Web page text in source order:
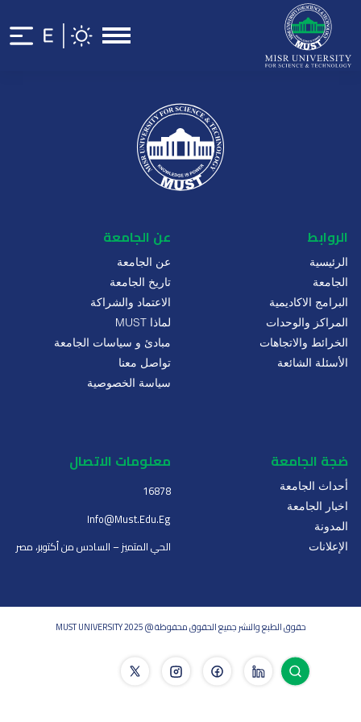
الروابط
الرئيسية
الجامعة
البرامج الاكاديمية
المراكز والوحدات
الخرائط والاتجاهات
الأسئلة الشائعة
عن الجامعة
عن الجامعة
تاريخ الجامعة
الاعتماد والشراكة
لماذا MUST
مبادئ و سياسات الجامعة
تواصل معنا
سياسة الخصوصية
ضجة الجامعة
أحداث الجامعة
اخبار الجامعة
المدونة
الإعلانات
معلومات الاتصال
16878
Info@must.edu.eg
الحي المتميز – السادس من أكتوبر، مصر
حقوق الطبع والنشر جميع الحقوق محفوظة @ MUST UNIVERSITY 2025